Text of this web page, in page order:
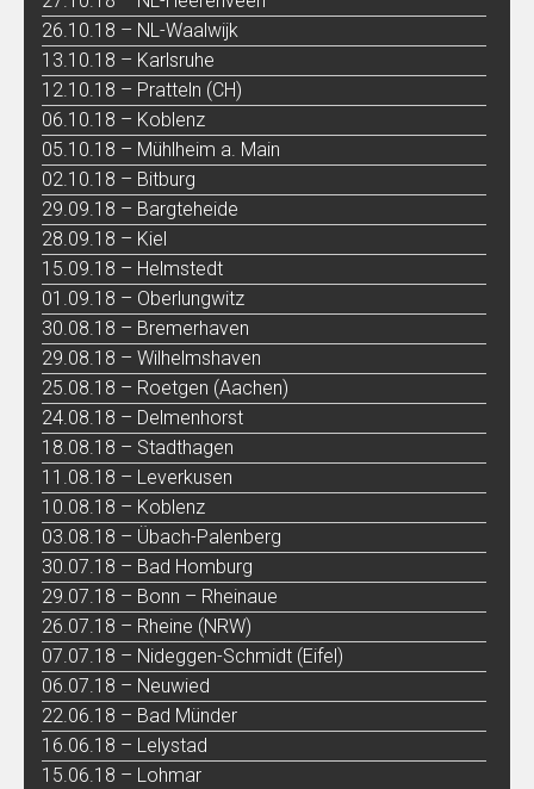
26.10.18 – NL-Waalwijk
13.10.18 – Karlsruhe
12.10.18 – Pratteln (CH)
06.10.18 – Koblenz
05.10.18 – Mühlheim a. Main
02.10.18 – Bitburg
29.09.18 – Bargteheide
28.09.18 – Kiel
15.09.18 – Helmstedt
01.09.18 – Oberlungwitz
30.08.18 – Bremerhaven
29.08.18 – Wilhelmshaven
25.08.18 – Roetgen (Aachen)
24.08.18 – Delmenhorst
18.08.18 – Stadthagen
11.08.18 – Leverkusen
10.08.18 – Koblenz
03.08.18 – Übach-Palenberg
30.07.18 – Bad Homburg
29.07.18 – Bonn – Rheinaue
26.07.18 – Rheine (NRW)
07.07.18 – Nideggen-Schmidt (Eifel)
06.07.18 – Neuwied
22.06.18 – Bad Münder
16.06.18 – Lelystad
15.06.18 – Lohmar